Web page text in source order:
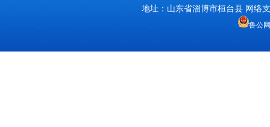
地址：山东省淄博市桓台县 网络
鲁公